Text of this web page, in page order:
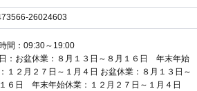
26024603
間：09:30～19:00
：お盆休業：８月１３日～８月１６日 年末年始
１２月２７日～１月４日 お盆休業：８月１３日～
６日 年末年始休業：１２月２７日～１月４日